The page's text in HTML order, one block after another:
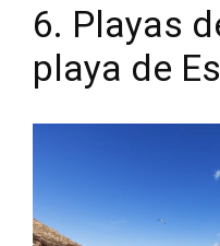
6. Playas
playa de